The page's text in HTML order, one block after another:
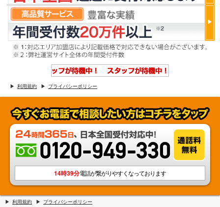
利用規約 プライバシーポリシー
14時39分電話が繋がりやすくなっております
利用規約 プライバシーポリシー